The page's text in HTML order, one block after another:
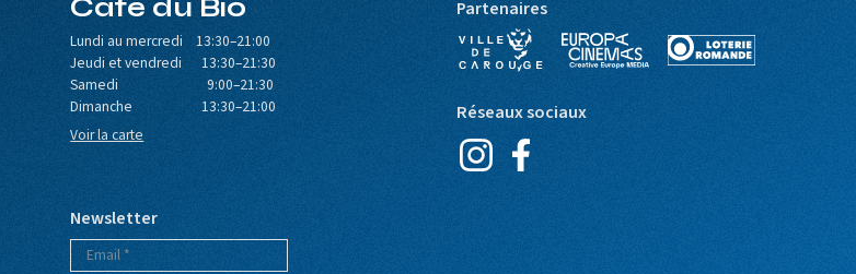
Café du Bio
Lundi au mercredi 13:30–21:00
Jeudi et vendredi 13:30–21:30
Samedi 9:00–21:30
Dimanche 13:30–21:00
Voir la carte
Partenaires
Réseaux sociaux
Newsletter